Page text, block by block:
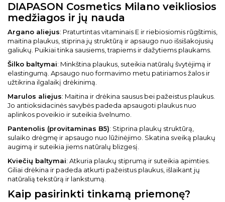
DIAPASON Cosmetics Milano veikliosios
medžiagos ir jų nauda
Argano aliejus: Praturtintas vitaminais E ir riebiosiomis rūgštimis,
maitina plaukus, stiprina jų struktūrą ir apsaugo nuo išsišakojusių
galiukų. Puikiai tinka sausiems, trapiems ir dažytiems plaukams.
Šilko baltymai: Minkština plaukus, suteikia natūralų švytėjimą ir
elastingumą. Apsaugo nuo formavimo metu patiriamos žalos ir
užtikrina ilgalaikį drėkinimą.
Marulos aliejus: Maitina ir drėkina sausus bei pažeistus plaukus.
Jo antioksidacinės savybės padeda apsaugoti plaukus nuo
aplinkos poveikio ir suteikia švelnumo.
Pantenolis (provitaminas B5): Stiprina plaukų struktūrą,
sulaiko drėgmę ir apsaugo nuo lūžinėjimo. Skatina sveiką plaukų
augimą ir suteikia jiems natūralų blizgesį.
Kviečių baltymai: Atkuria plaukų stiprumą ir suteikia apimties.
Giliai drėkina ir padeda atkurti pažeistus plaukus, išlaikant jų
natūralią tekstūrą ir lankstumą.
Kaip pasirinkti tinkamą priemonę?